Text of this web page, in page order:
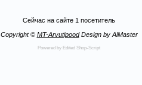
Сейчас на сайте 1 посетитель
Copyright © MT-ArvutipoodDesign by AlMaster
Powered by Edited Shop-Script